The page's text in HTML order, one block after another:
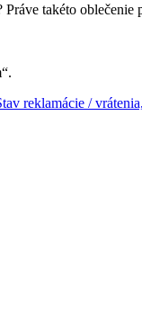
takéto
reklamácie /